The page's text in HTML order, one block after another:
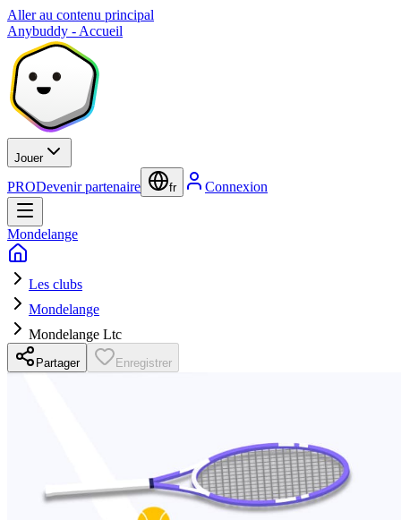
Aller au contenu principal
Anybuddy - Accueil
Jouer
PRODevenir partenaire fr Connexion
Mondelange
Les clubs
Mondelange
Mondelange Ltc
Partager Enregistrer